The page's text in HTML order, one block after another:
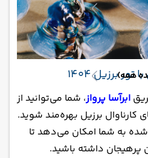
همه)
برزیل 1404
ابرآسا پرواز، شما می‌توانید از
برزیل بهره‌مند شوید.
شده به شما امکان می‌دهد تا
پرهیجان داشته باشید.